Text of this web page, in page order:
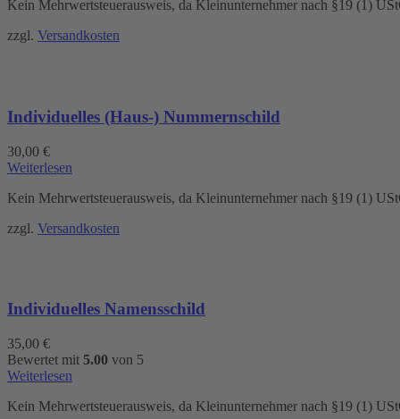
weist
Varianten
auf
Kein Mehrwertsteuerausweis, da Kleinunternehmer nach §19 (1)
zzgl. Versandkosten
Individuelles (Haus-) Nummernschild
30,00 €
Weiterlesen
Kein Mehrwertsteuerausweis, da Kleinunternehmer nach §19 (1)
zzgl. Versandkosten
Individuelles Namensschild
35,00 €
Bewertet mit 5.00 von 5
Weiterlesen
Kein Mehrwertsteuerausweis, da Kleinunternehmer nach §19 (1)